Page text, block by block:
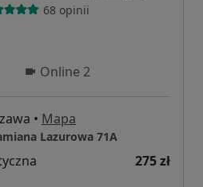
68 opinii
Online 2
• Mapa
Lazurowa 71A
275 zł